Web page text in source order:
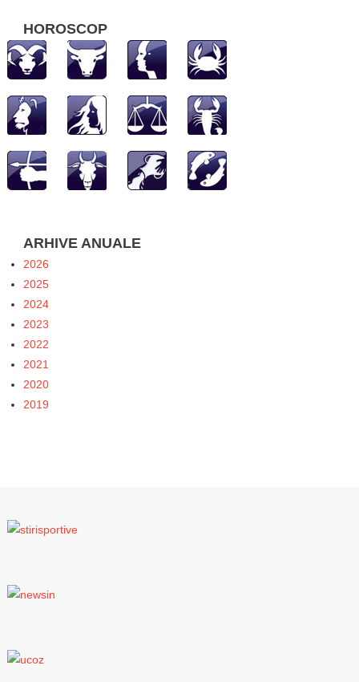
HOROSCOP
ARHIVE ANUALE
2026
2025
2024
2023
2022
2021
2020
2019